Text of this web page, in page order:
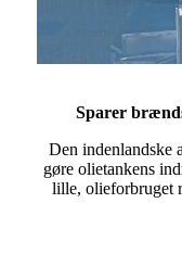
Sparer
Den indenlandske
gøre olietankens
lille, olieforbruget